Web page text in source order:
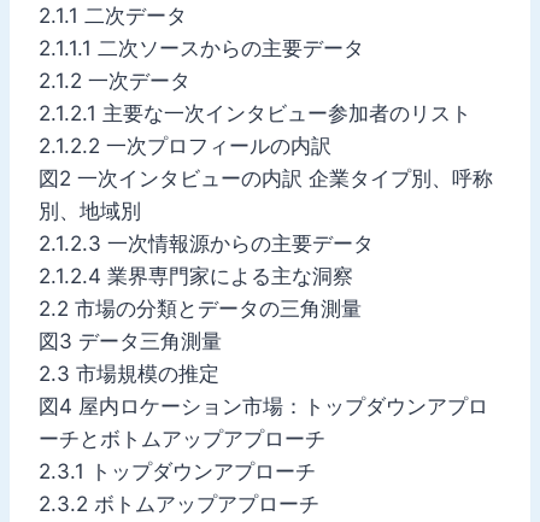
2.1.1 二次データ
2.1.1.1 二次ソースからの主要データ
2.1.2 一次データ
2.1.2.1 主要な一次インタビュー参加者のリスト
2.1.2.2 一次プロフィールの内訳
図2 一次インタビューの内訳 企業タイプ別、呼称
別、地域別
2.1.2.3 一次情報源からの主要データ
2.1.2.4 業界専門家による主な洞察
2.2 市場の分類とデータの三角測量
図3 データ三角測量
2.3 市場規模の推定
図4 屋内ロケーション市場：トップダウンアプロ
ーチとボトムアップアプローチ
2.3.1 トップダウンアプローチ
2.3.2 ボトムアップアプローチ